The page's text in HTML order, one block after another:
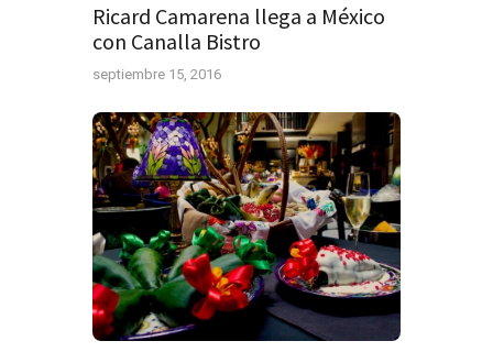
Ricard Camarena llega a México
con Canalla Bistro
septiembre 15, 2016